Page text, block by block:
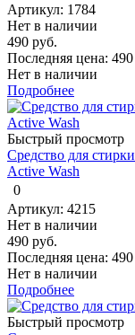
Артикул: 1784
Нет в наличии
490 руб.
Последняя цена:
Нет в наличии
Подробнее
Быстрый просмотр
Средство для
Active Wash
0
Артикул: 4215
Нет в наличии
490 руб.
Последняя цена:
Нет в наличии
Подробнее
Быстрый просмотр